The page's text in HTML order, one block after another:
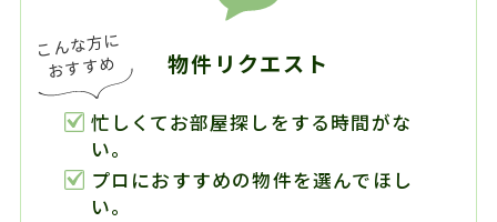
物件リクエスト
忙しくてお部屋探しをする時間がな
い。
プロにおすすめの物件を選んでほし
い。